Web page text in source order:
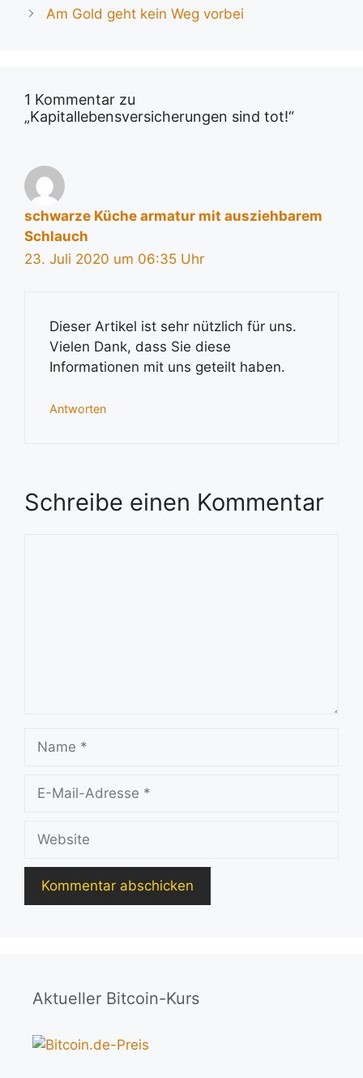
Am Gold geht kein Weg vorbei
1 Kommentar zu
„Kapitallebensversicherungen sind tot!“
schwarze Küche armatur mit ausziehbarem
Schlauch
23. Juli 2020 um 06:35 Uhr
Dieser Artikel ist sehr nützlich für uns.
Vielen Dank, dass Sie diese
Informationen mit uns geteilt haben.
Antworten
Schreibe einen Kommentar
Name
Website
Aktueller Bitcoin-Kurs